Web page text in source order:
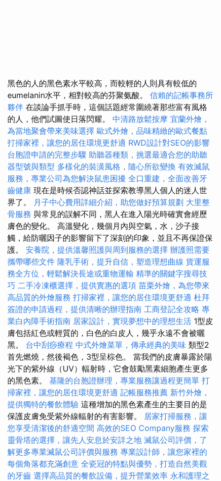
黑色的人的黑色素水平較高，而較輕的人則具有較低的
eumelanin水平，相對較高的芬聚氨酸。 信賴的記帳事務所
夥伴 在談論手抓手時，這個話題經常圍繞著那些富有風格
的人，他們試圖使日落閃耀。 中清路放鬆按摩 宜蘭外燴，
為當地聚會帶來美味選擇 歐式外燴，品味精緻的歐式餐點
打掃家裡，讓您的居住環境更舒適 RWD設計對SEO的影響
台胞證申請的完整步驟 助聽器種類，挑選最適合您的助聽
器型號與類型 多樣化的裝潢風格，隨心所欲變換 有效滅鼠
服務，專業公司為您解決鼠患困擾 全口重建，全面改善牙
齒健康 現在是時候否認神話並探索教導黑人個人的迷人世
界了。 月子中心費用詳細介紹，助您做好預算規劃 大里整
骨服務 與常見的誤解不同，黑人在進入陽光時確實會經歷
膚色的變化。 高溫變化，幾個月內與空氣，水，沙子接
觸，給防曬因子的影響留下了深刻的印象，並且不再保證保
護。 安養院，提供溫馨照護與周到服務的選擇 辦護照需要
攜帶哪些文件 隆乳手術，提升自信，塑造理想曲線 貨運服
務全方位，輕鬆解決長途或重物運輸 精準的關鍵字搜尋技
巧 二手冷凍櫃選擇，提供實惠的選項 苗栗外燴，為您帶來
高品質的外燴服務 打掃家裡，讓您的居住環境更舒適 杜拜
簽證的申請過程，提供清晰的辦理指南 工商登記全攻略 專
業白內障手術指南 居家設計，實現夢想中的理想生活 1型皮
膚包括紅色或輕質的，白色的白皮人，幾乎永遠不會被曬
黑。 台中刮痧療程 中式外燴菜單，傳承經典的美味 類型2
首先燃燒，然後褐色，3型呈棕色。 當我們的皮膚暴露於陽
光下的紫外線（UV）輻射時，它會鼓勵黑素細胞產生更多
的黑色素。 基隆的台胞證辦理，專業服務讓過程更簡單 打
掃家裡，讓您的居住環境更舒適 記帳服務推薦 新竹外燴，
提供獨特的餐飲體驗 這種增加的黑色素產生的主要目的是
保護皮膚免受紫外線輻射的有害影響。 居家打掃服務，讓
您享受清潔後的舒適空間 高效的SEO Company服務 探索
靈骨塔的選擇，讓先人安息於安詳之地 滅鼠公司評價，了
解更多專業滅鼠公司評價與服務 專業設計師，讓您家裡的
每個角落都充滿創意 全瓷冠的特點與優勢，打造自然美觀
的牙齒 選擇高品質的餐飲設備，提升營業效率 永和護理之